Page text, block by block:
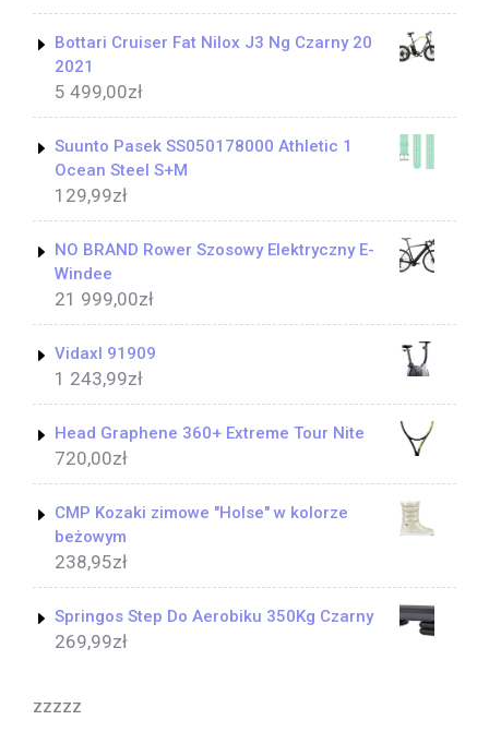
Bottari Cruiser Fat Nilox J3 Ng Czarny 20
2021
5 499,00zł
Suunto Pasek SS050178000 Athletic 1
Ocean Steel S+M
129,99zł
NO BRAND Rower Szosowy Elektryczny E-
Windee
21 999,00zł
Vidaxl 91909
1 243,99zł
Head Graphene 360+ Extreme Tour Nite
720,00zł
CMP Kozaki zimowe "Holse" w kolorze
beżowym
238,95zł
Springos Step Do Aerobiku 350Kg Czarny
269,99zł
zzzzz